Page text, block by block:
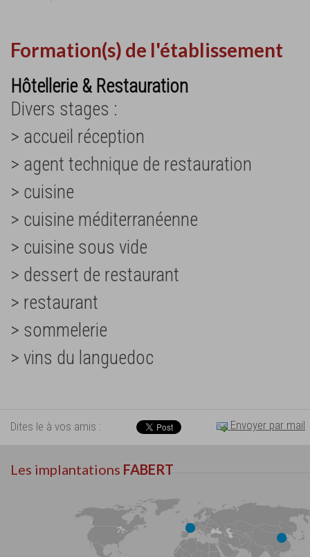
Formation(s) de l'établissement
Hôtellerie & Restauration
Divers stages :
> accueil réception
> agent technique de restauration
> cuisine
> cuisine méditerranéenne
> cuisine sous vide
> dessert de restaurant
> restaurant
> sommelerie
> vins du languedoc
Dites le à vos amis : Envoyer par mail
Les implantations FABERT